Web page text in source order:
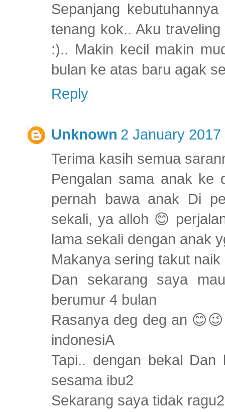
Sepanjang
tenang kok.. Aku
:).. Makin kecil makin
bulan ke atas baru agak
Reply
Unknown 2 January 2017
Terima kasih semua
Pengalan sama anak ke
pernah bawa anak Di
sekali, ya alloh 😊
lama sekali dengan anak
Makanya sering takut
Dan sekarang saya
berumur 4 bulan
Rasanya deg deg an
indonesiA
Tapi.. dengan bekal Dan
sesama ibu2
Sekarang saya tidak